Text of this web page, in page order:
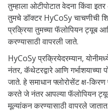
तुम्हाला ओटीपोटात वेदना किंवा
तुमचे डॉक्टर HyCoSy चाचणीची
प्रक्रिया तुमच्या फॅलोपियन ट्यूब
करण्यासाठी वापरली जाते.
HyCoSy प्रक्रियेदरम्यान,
नंतर, कॅथेटरद्वारे आणि
जाते. हे समाधान फ्लोरोसेंट क्ष-किरण
करते जे नंतर आपल्या फॅलोपियन ट्यूब
मूल्यांकन करण्यासाठी वापरले जातात.